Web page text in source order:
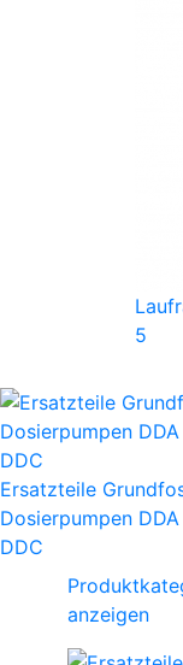
5
Ersatzteile
Dosierpumpen
DDC
anzeigen